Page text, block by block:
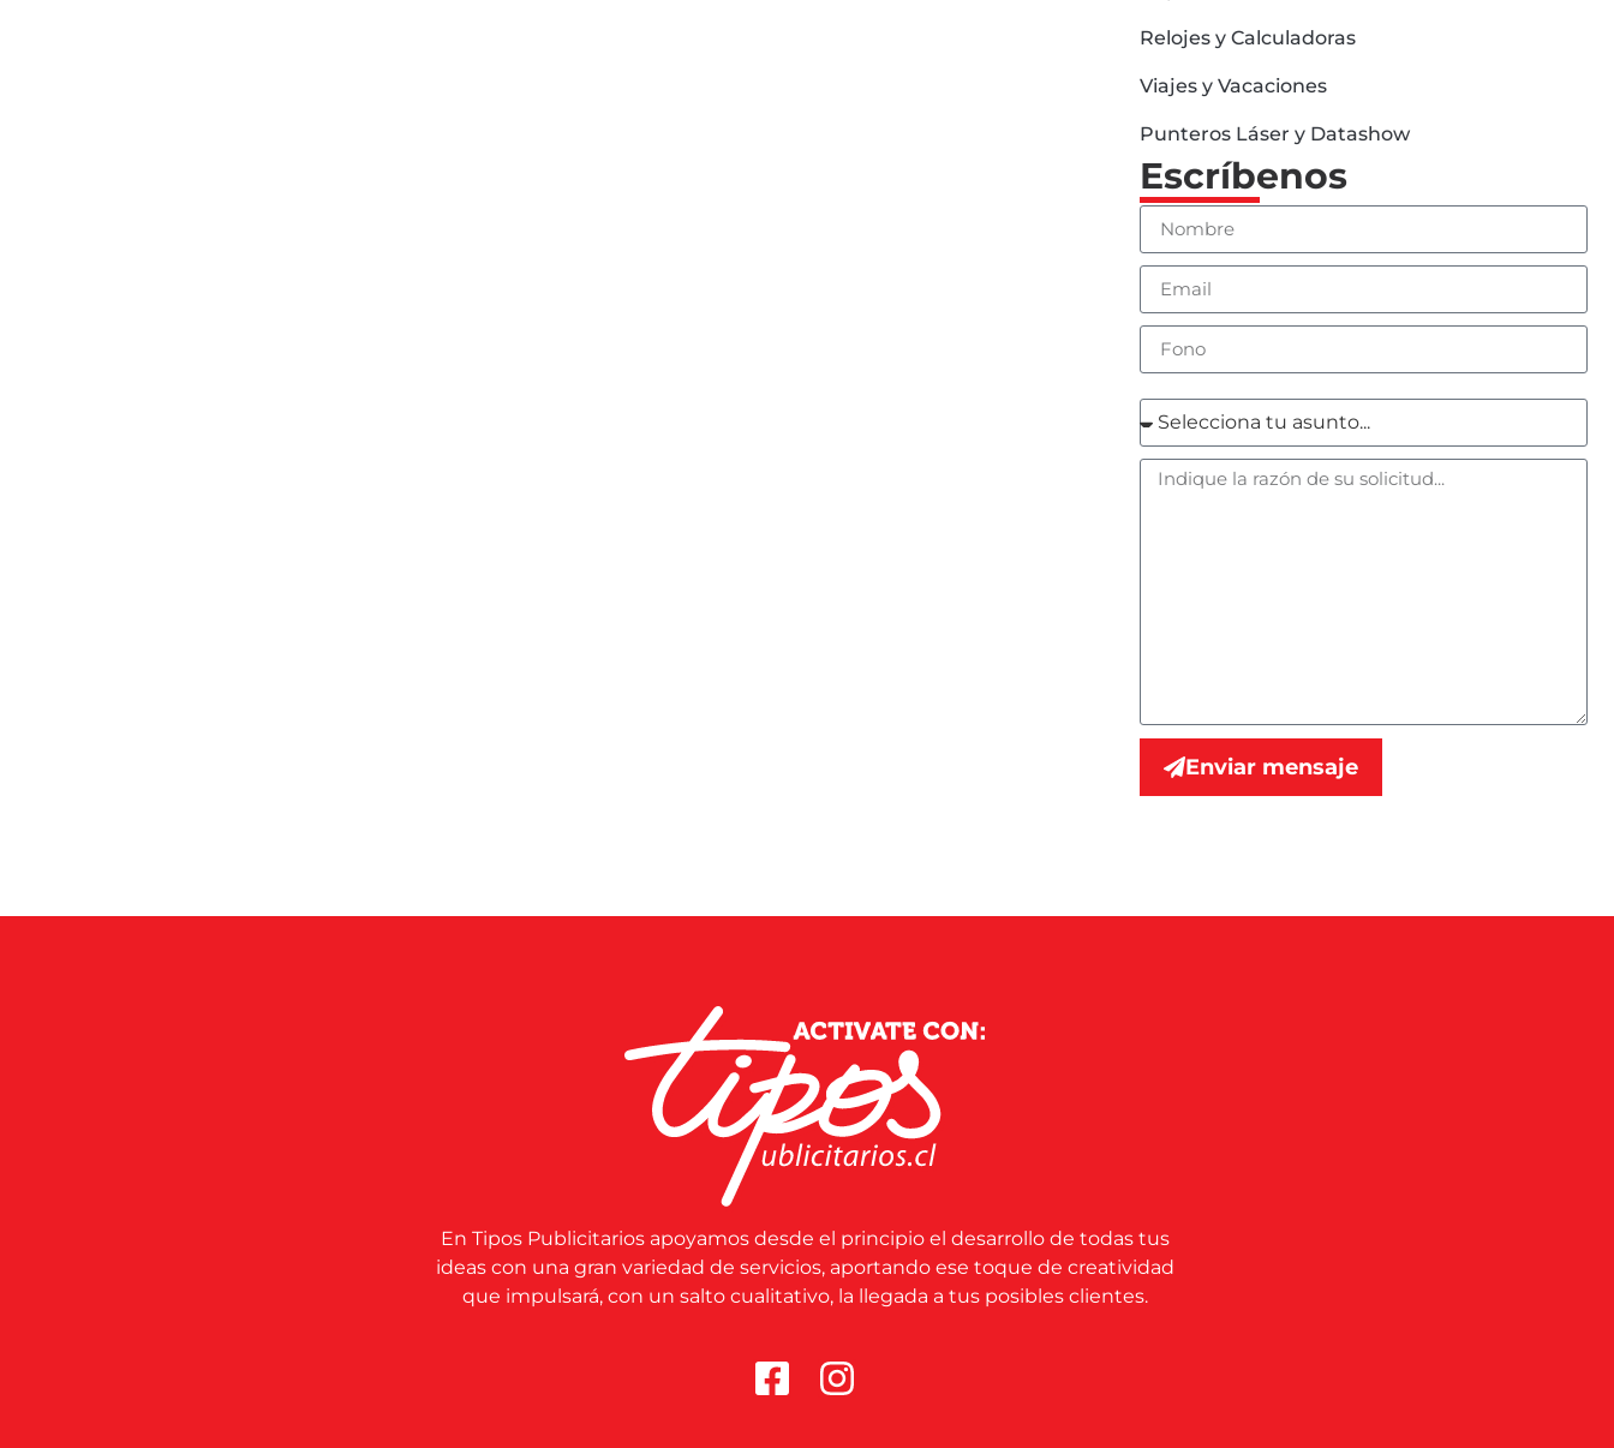
Relojes y Calculadoras
Viajes y Vacaciones
Punteros Láser y Datashow
Escríbenos
Enviar mensaje
En Tipos Publicitarios apoyamos desde el principio el desarrollo de todas tus
ideas con una gran variedad de servicios, aportando ese toque de creatividad
que impulsará, con un salto cualitativo, la llegada a tus posibles clientes.